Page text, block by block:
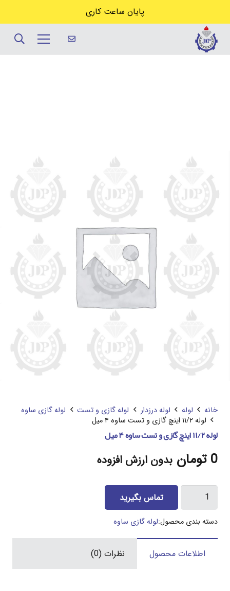
خانه لوله لوله درزدار لوله گازی و تست
لوله گازی ساوه
لوله ۱۱/۲ اینچ گازی و تست ساوه ۴ میل
لوله ۱۱/۲ اینچ گازی و تست ساوه ۴ میل
0 تومان بدون ارزش افزوده
لوله
اینچ
تست
تماس بگیرید
دسته بندی محصول:لوله گازی ساوه
اطلاعات محصول نظرات (0)
پایان ساعت کاری